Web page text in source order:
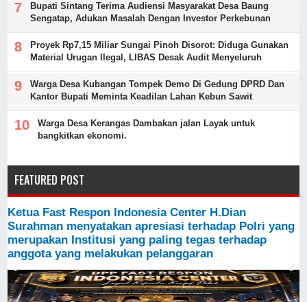
Bupati Sintang Terima Audiensi Masyarakat Desa Baung
Sengatap, Adukan Masalah Dengan Investor Perkebunan
Proyek Rp7,15 Miliar Sungai Pinoh Disorot: Diduga Gunakan
Material Urugan Ilegal, LIBAS Desak Audit Menyeluruh
Warga Desa Kubangan Tompek Demo Di Gedung DPRD Dan
Kantor Bupati Meminta Keadilan Lahan Kebun Sawit
Warga Desa Kerangas Dambakan jalan Layak untuk
bangkitkan ekonomi.
FEATURED POST
Ketua Fast Respon Indonesia Center H.Dian
Surahman menyatakan apresiasi terhadap Polri yang
merupakan Institusi yang paling tegas terhadap
anggota yang melakukan pelanggaran